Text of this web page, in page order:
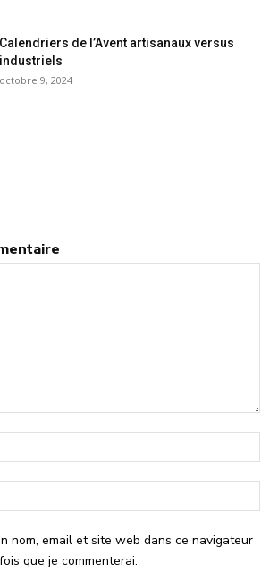
Calendriers de l’Avent artisanaux versus
industriels
octobre 9, 2024
:*
:*
nom, email et site web dans ce navigateur
que je commenterai.